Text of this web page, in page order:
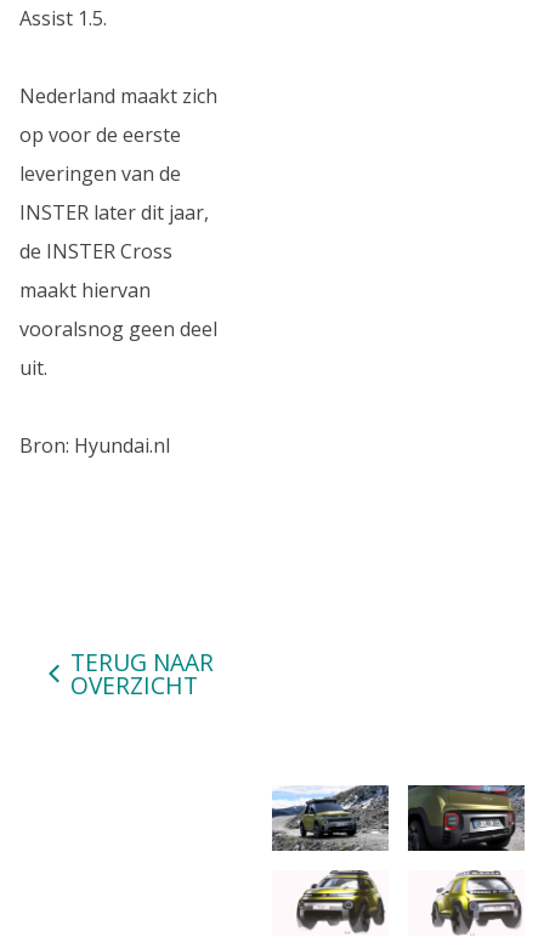
Assist 1.5.
Nederland maakt zich
op voor de eerste
leveringen van de
INSTER later dit jaar,
de INSTER Cross
maakt hiervan
vooralsnog geen deel
uit.
Bron: Hyundai.nl
TERUG NAAR
OVERZICHT